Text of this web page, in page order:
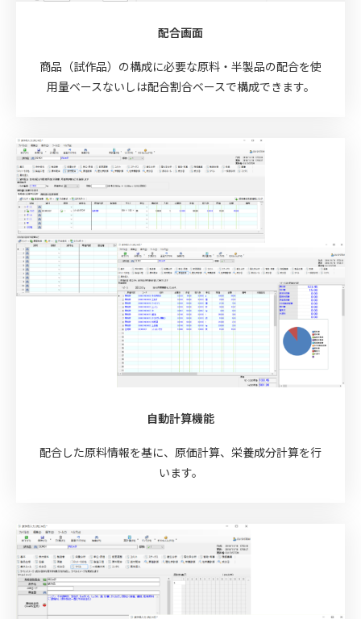
配合画面
商品（試作品）の構成に必要な原料・半製品の配合を使
用量ベースないしは配合割合ベースで構成できます。
自動計算機能
配合した原料情報を基に、原価計算、栄養成分計算を行
います。